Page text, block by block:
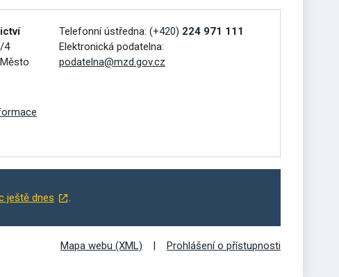
4
Telefonní ústředna: (+420) 224 971 111
Elektronická podatelna:
podatelna@mzd.gov.cz
ještě dnes .
Mapa webu (XML) Prohlášení o přístupnosti